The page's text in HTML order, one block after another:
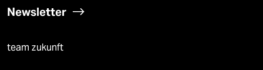
Newsletter
team zukunft